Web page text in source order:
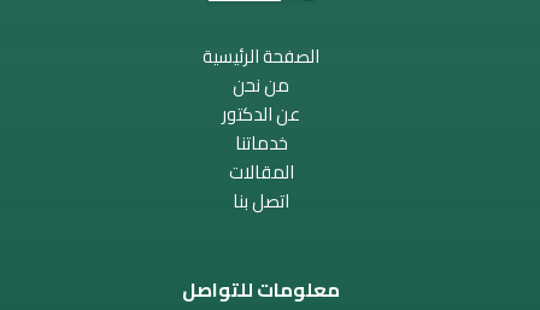
الصفحة الرئيسية
من نحن
عن الدكتور
خدماتنا
المقالات
اتصل بنا
معلومات للتواصل